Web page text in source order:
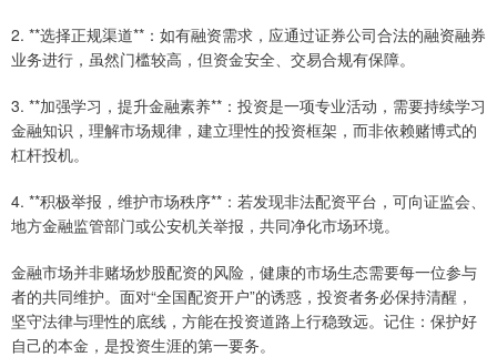
2. **选择正规渠道**：如有融资需求，应通过证券公司合法的融资融券
业务进行，虽然门槛较高，但资金安全、交易合规有保障。
3. **加强学习，提升金融素养**：投资是一项专业活动，需要持续学习
金融知识，理解市场规律，建立理性的投资框架，而非依赖赌博式的
杠杆投机。
4. **积极举报，维护市场秩序**：若发现非法配资平台，可向证监会、
地方金融监管部门或公安机关举报，共同净化市场环境。
金融市场并非赌场炒股配资的风险，健康的市场生态需要每一位参与
者的共同维护。面对“全国配资开户”的诱惑，投资者务必保持清醒，
坚守法律与理性的底线，方能在投资道路上行稳致远。记住：保护好
自己的本金，是投资生涯的第一要务。